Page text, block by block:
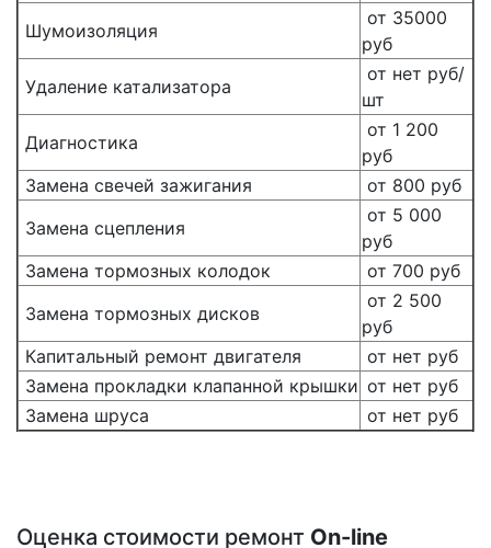
Шумоизоляция
от 35000
руб
Удаление катализатора
от нет руб/
шт
Диагностика
от 1 200
руб
Замена свечей зажигания
от 800 руб
Замена сцепления
от 5 000
руб
Замена тормозных колодок
от 700 руб
Замена тормозных дисков
от 2 500
руб
Капитальный ремонт двигателя
от нет руб
Замена прокладки клапанной крышки от нет руб
Замена шруса
от нет руб
Оценка стоимости ремонт On-line